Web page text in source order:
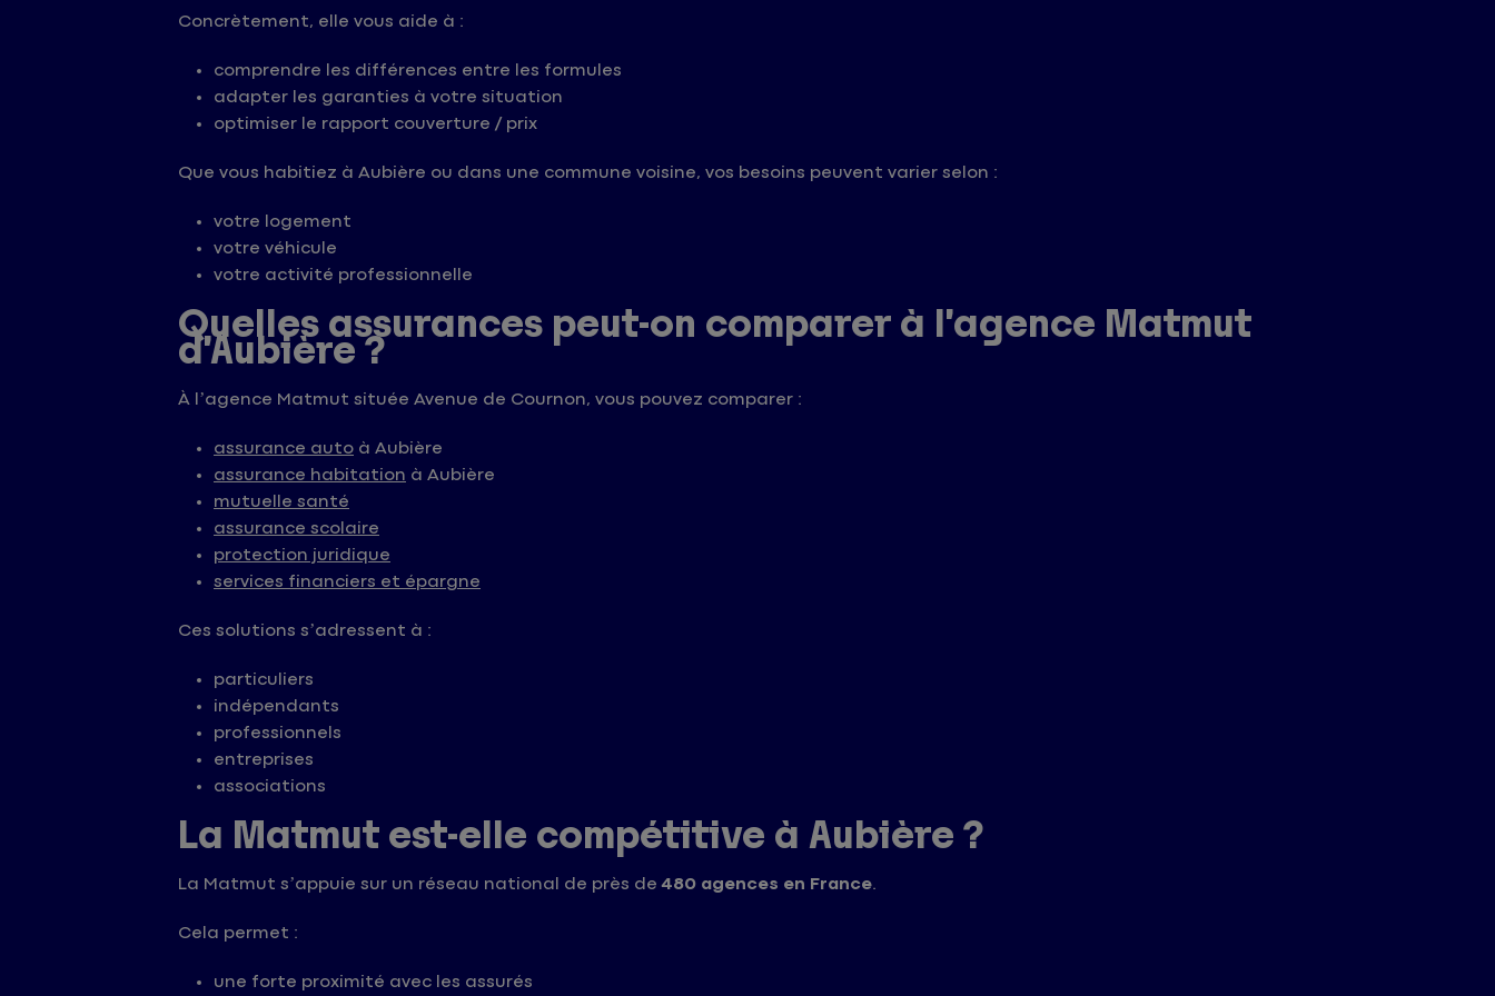
Concrètement, elle vous aide à :
comprendre les différences entre les formules
adapter les garanties à votre situation
optimiser le rapport couverture / prix
Que vous habitiez à Aubière ou dans une commune voisine, vos besoins peuvent varier selon :
votre logement
votre véhicule
votre activité professionnelle
Quelles assurances peut-on comparer à l’agence Matmut
d’Aubière ?
À l’agence Matmut située Avenue de Cournon, vous pouvez comparer :
assurance auto à Aubière
assurance habitation à Aubière
mutuelle santé
assurance scolaire
protection juridique
services financiers et épargne
Ces solutions s’adressent à :
particuliers
indépendants
professionnels
entreprises
associations
La Matmut est-elle compétitive à Aubière ?
La Matmut s’appuie sur un réseau national de près de480 agences en France.
Cela permet :
une forte proximité avec les assurés